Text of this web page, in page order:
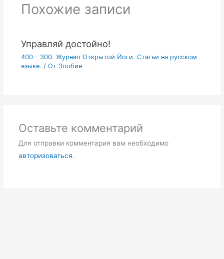
Похожие записи
Управляй достойно!
400.- 300. Журнал Открытой Йоги. Статьи на русском
языке. / От Злобин
Оставьте комментарий
Для отправки комментария вам необходимо
авторизоваться.